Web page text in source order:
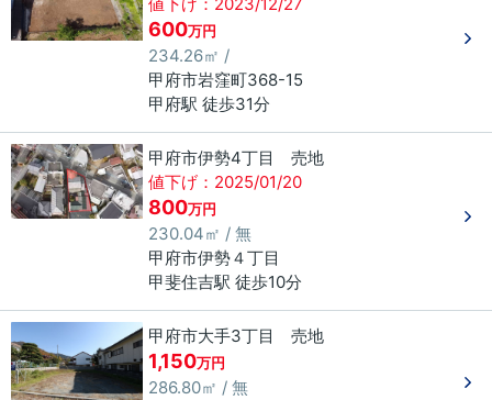
600万円
234.26㎡ /
甲府市岩窪町368-15
甲府駅 徒歩31分
甲府市伊勢4丁目 売地
値下げ：2025/01/20
800万円
230.04㎡ / 無
甲府市伊勢４丁目
甲斐住吉駅 徒歩10分
甲府市大手3丁目 売地
1,150万円
286.80㎡ / 無